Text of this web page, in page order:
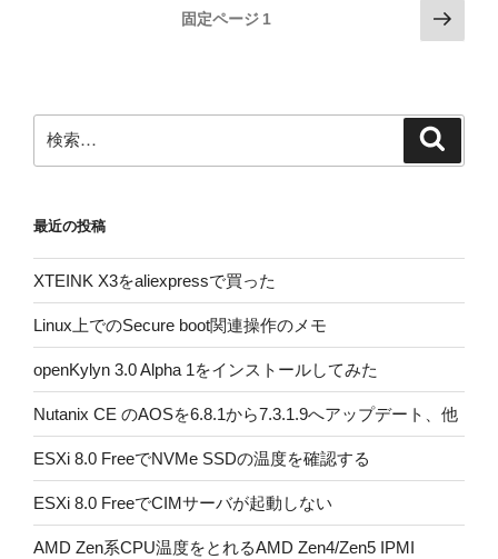
ー
ジ
り
固定ページ 1
次
の
ジ
索:
最近の投稿
XTEINK X3をaliexpressで買った
Linux上でのSecure boot関連操作のメモ
openKylyn 3.0 Alpha 1をインストールしてみた
Nutanix CE のAOSを6.8.1から7.3.1.9へアップデート、他
ESXi 8.0 FreeでNVMe SSDの温度を確認する
ESXi 8.0 FreeでCIMサーバが起動しない
AMD Zen系CPU温度をとれるAMD Zen4/Zen5 IPMI